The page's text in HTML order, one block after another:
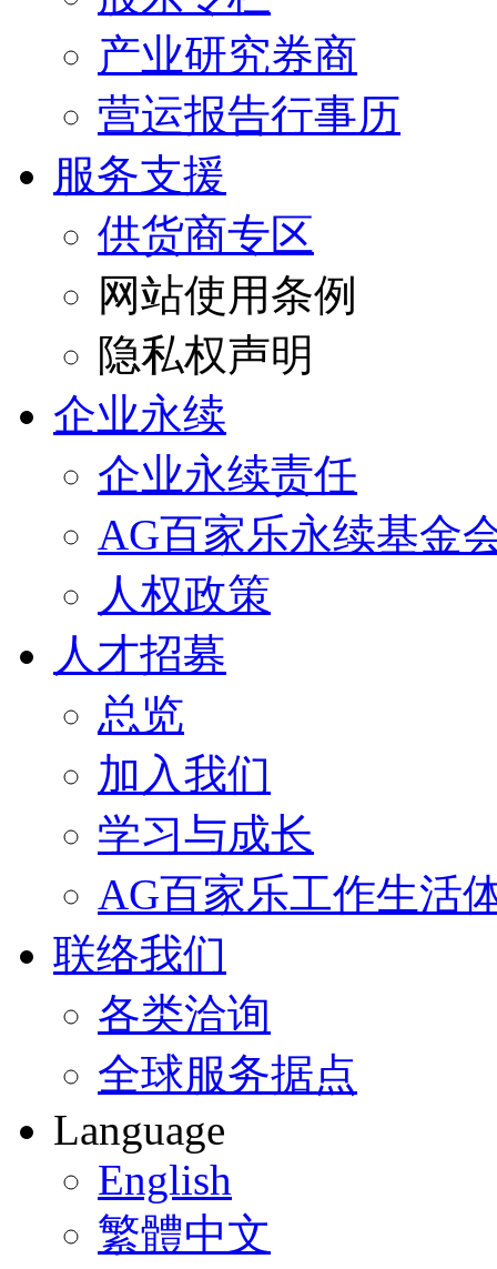
产业研究券商
营运报告行事历
服务支援
供货商专区
网站使用条例
隐私权声明
企业永续
企业永续责任
AG百家乐永续基金
人权政策
人才招募
总览
加入我们
学习与成长
AG百家乐工作生活
联络我们
各类洽询
全球服务据点
Language
English
繁體中文